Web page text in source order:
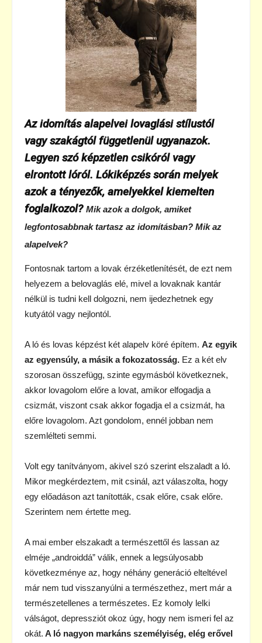
Az idomítás alapelvei lovaglási stílustól
vagy szakágtól függetlenül ugyanazok.
Legyen szó képzetlen csikóról vagy
elrontott lóról. Lókiképzés során melyek
azok a tényezők, amelyekkel kiemelten
foglalkozol? Mik azok a dolgok, amiket
legfontosabbnak tartasz az idomításban? Mik az
alapelvek?
Fontosnak tartom a lovak érzéketlenítését, de ezt nem
helyezem a belovaglás elé, mivel a lovaknak kantár
nélkül is tudni kell dolgozni, nem ijedezhetnek egy
kutyától vagy nejlontól.
A ló és lovas képzést két alapelv köré építem. Az egyik
az egyensúly, a másik a fokozatosság. Ez a két elv
szorosan összefügg, szinte egymásból következnek,
akkor lovagolom előre a lovat, amikor elfogadja a
csizmát, viszont csak akkor fogadja el a csizmát, ha
előre lovagolom. Azt gondolom, ennél jobban nem
szemlélteti semmi.
Volt egy tanítványom, akivel szó szerint elszaladt a ló.
Mikor megkérdeztem, mit csinál, azt válaszolta, hogy
egy előadáson azt tanították, csak előre, csak előre.
Szerintem nem értette meg.
A mai ember elszakadt a természettől és lassan az
elméje „androiddá” válik, ennek a legsúlyosabb
következménye az, hogy néhány generáció elteltével
már nem tud visszanyúlni a természethez, mert már a
természetellenes a természetes. Ez komoly lelki
válságot, depressziót okoz úgy, hogy nem ismeri fel az
okát. A ló nagyon markáns személyiség, elég erővel